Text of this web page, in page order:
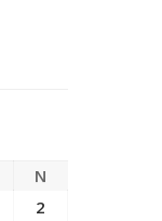
N
2